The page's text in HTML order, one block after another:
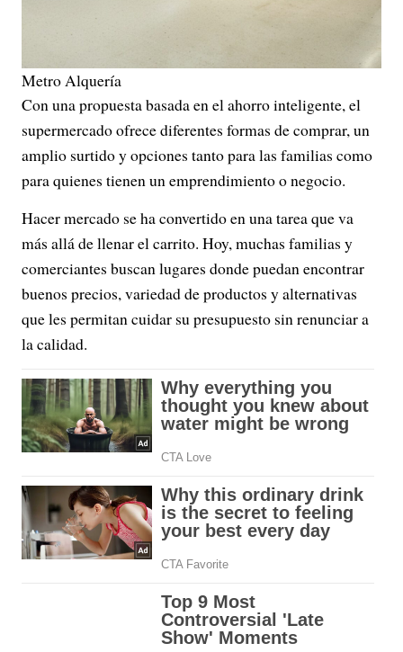
Metro Alquería
Con una propuesta basada en el ahorro inteligente, el
supermercado ofrece diferentes formas de comprar, un
amplio surtido y opciones tanto para las familias como
para quienes tienen un emprendimiento o negocio.
Hacer mercado se ha convertido en una tarea que va
más allá de llenar el carrito. Hoy, muchas familias y
comerciantes buscan lugares donde puedan encontrar
buenos precios, variedad de productos y alternativas
que les permitan cuidar su presupuesto sin renunciar a
la calidad.